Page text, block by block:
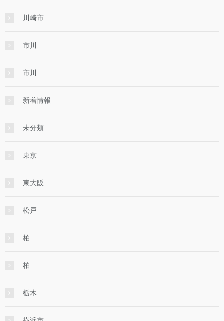
川崎市
市川
市川
新着情報
未分類
東京
東大阪
松戸
柏
柏
栃木